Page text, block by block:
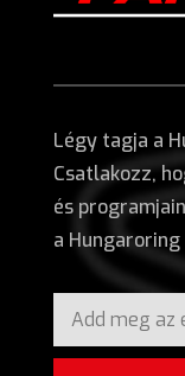
Légy tagja a
Csatlakozz,
és
a